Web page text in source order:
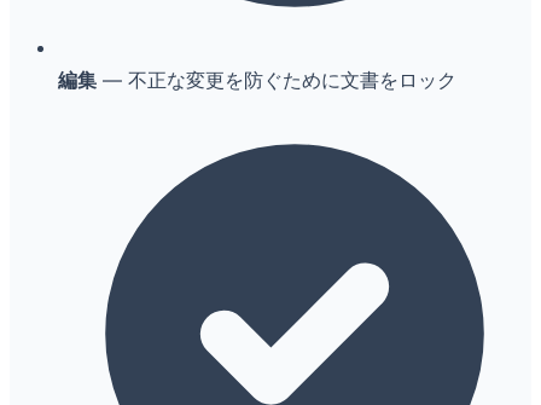
編集 — 不正な変更を防ぐために文書をロック